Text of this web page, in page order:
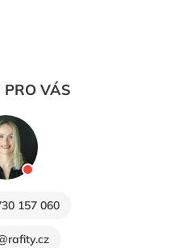
PRO VÁS
157 060